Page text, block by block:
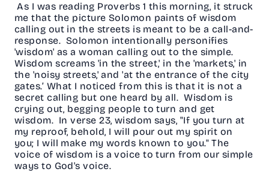
As I was reading Proverbs 1 this morning, it struck
me that the picture Solomon paints of wisdom
calling out in the streets is meant to be a call-and-
response. Solomon intentionally personifies
'wisdom' as a woman calling out to the simple.
Wisdom screams 'in the street,' in the 'markets,' in
the 'noisy streets,' and 'at the entrance of the city
gates.’ What I noticed from this is that it is not a
secret calling but one heard by all. Wisdom is
crying out, begging people to turn and get
wisdom. In verse 23, wisdom says, "If you turn at
my reproof, behold, I will pour out my spirit on
you; I will make my words known to you." The
voice of wisdom is a voice to turn from our simple
ways to God's voice.